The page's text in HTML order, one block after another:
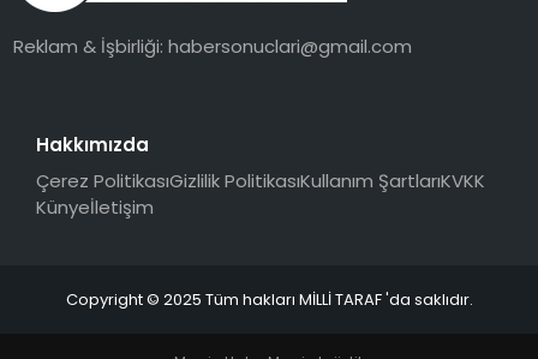
Reklam & İşbirliği:habersonuclari@gmail.com
Hakkımızda
Çerez PolitikasıGizlilik PolitikasıKullanım ŞartlarıKVKK
Künyeİletişim
Copyright © 2025 Tüm hakları MİLLİ TARAF 'da saklıdır.